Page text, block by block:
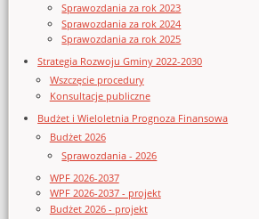
Sprawozdania za rok 2023
Sprawozdania za rok 2024
Sprawozdania za rok 2025
Strategia Rozwoju Gminy 2022-2030
Wszczęcie procedury
Konsultacje publiczne
Budżet i Wieloletnia Prognoza Finansowa
Budżet 2026
Sprawozdania - 2026
WPF 2026-2037
WPF 2026-2037 - projekt
Budżet 2026 - projekt